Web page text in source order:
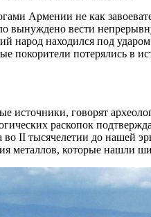
Армении не как
вынуждено вести
народ находился под
покорители потерялись в
источники, говорят
раскопок
во II тысячелетии до нашей
металлов, которые нашли